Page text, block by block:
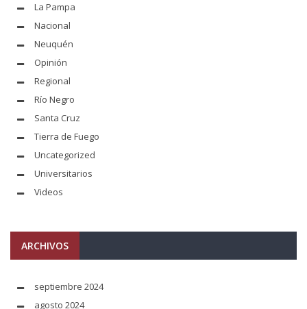
La Pampa
Nacional
Neuquén
Opinión
Regional
Río Negro
Santa Cruz
Tierra de Fuego
Uncategorized
Universitarios
Videos
ARCHIVOS
septiembre 2024
agosto 2024